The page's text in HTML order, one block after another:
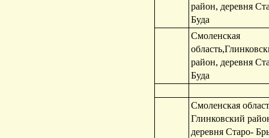
район, деревня
Буда
Смоленская
район, деревня
Буда
Смоленская
Глинковский
деревня Старо-